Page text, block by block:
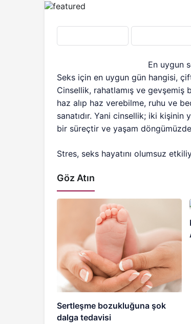
En uygun
Seks için en uygun gün hangisi,
Cinsellik, rahatlamış ve gevşemiş
haz alıp haz verebilme, ruhu ve
sanatıdır. Yani cinsellik; iki kişinin
bir süreçtir ve yaşam
Stres, seks hayatını olumsuz
Göz Atın
Sertleşme bozukluğuna şok
dalga tedavisi